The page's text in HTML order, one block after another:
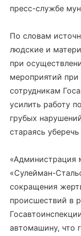
пресс-службе
По словам
людские и
при
мероприятий при
сотрудникам
усилить работу
грубых
стараясь
«Администрация
«Сулейман-
сокращения
происшествий в
автомашину, что